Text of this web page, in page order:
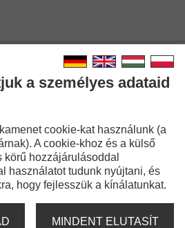
a személyes adataid
cookie-kat használunk (a
A cookie-khoz és a külső
hozzájárulásoddal
használatot tudunk nyújtani, és
hogy fejlesszük a kínálatunkat.
MINDENT ELUTASÍT